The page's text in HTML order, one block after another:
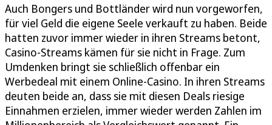
Auch Bongers und Bottländer wird nun vorgeworfen,
für viel Geld die eigene Seele verkauft zu haben. Beide
hatten zuvor immer wieder in ihren Streams betont,
Casino-Streams kämen für sie nicht in Frage. Zum
Umdenken bringt sie schließlich offenbar ein
Werbedeal mit einem Online-Casino. In ihren Streams
deuten beide an, dass sie mit diesen Deals riesige
Einnahmen erzielen, immer wieder werden Zahlen im